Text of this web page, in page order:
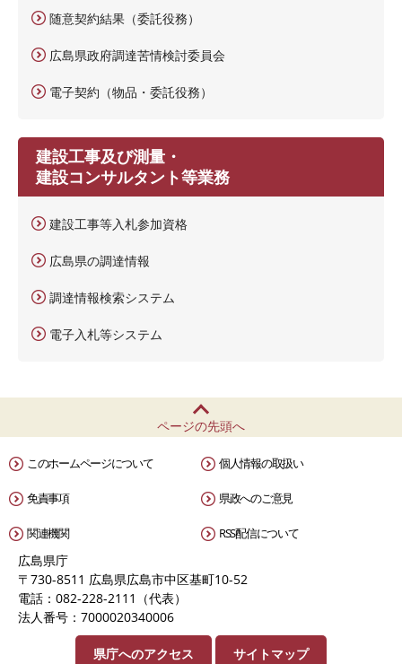
随意契約結果（委託役務）
広島県政府調達苦情検討委員会
電子契約（物品・委託役務）
建設工事及び測量・
建設コンサルタント等業務
建設工事等入札参加資格
広島県の調達情報
調達情報検索システム
電子入札等システム
ページの先頭へ
このホームページについて 個人情報の取扱い
免責事項 県政へのご意見
関連機関 RSS配信について
広島県庁
〒730-8511 広島県広島市中区基町10-52
電話：082-228-2111（代表）
法人番号：7000020340006
県庁へのアクセス サイトマップ